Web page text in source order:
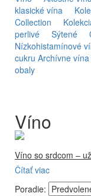
klasické vína
Collection
perlivé
Sýtené
Nízkohistamínové
cukru Archívne vína
obaly
Víno
Víno so srdcom –
Firma Ostrožovič
slovenskom
Čítať viac
Poradie: